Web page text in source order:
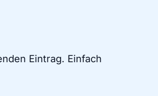
Eintrag. Einfach